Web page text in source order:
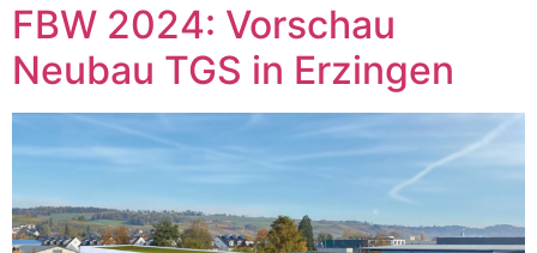
FBW 2024: Vorschau
Neubau TGS in Erzingen